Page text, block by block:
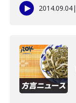
2014.09.04|